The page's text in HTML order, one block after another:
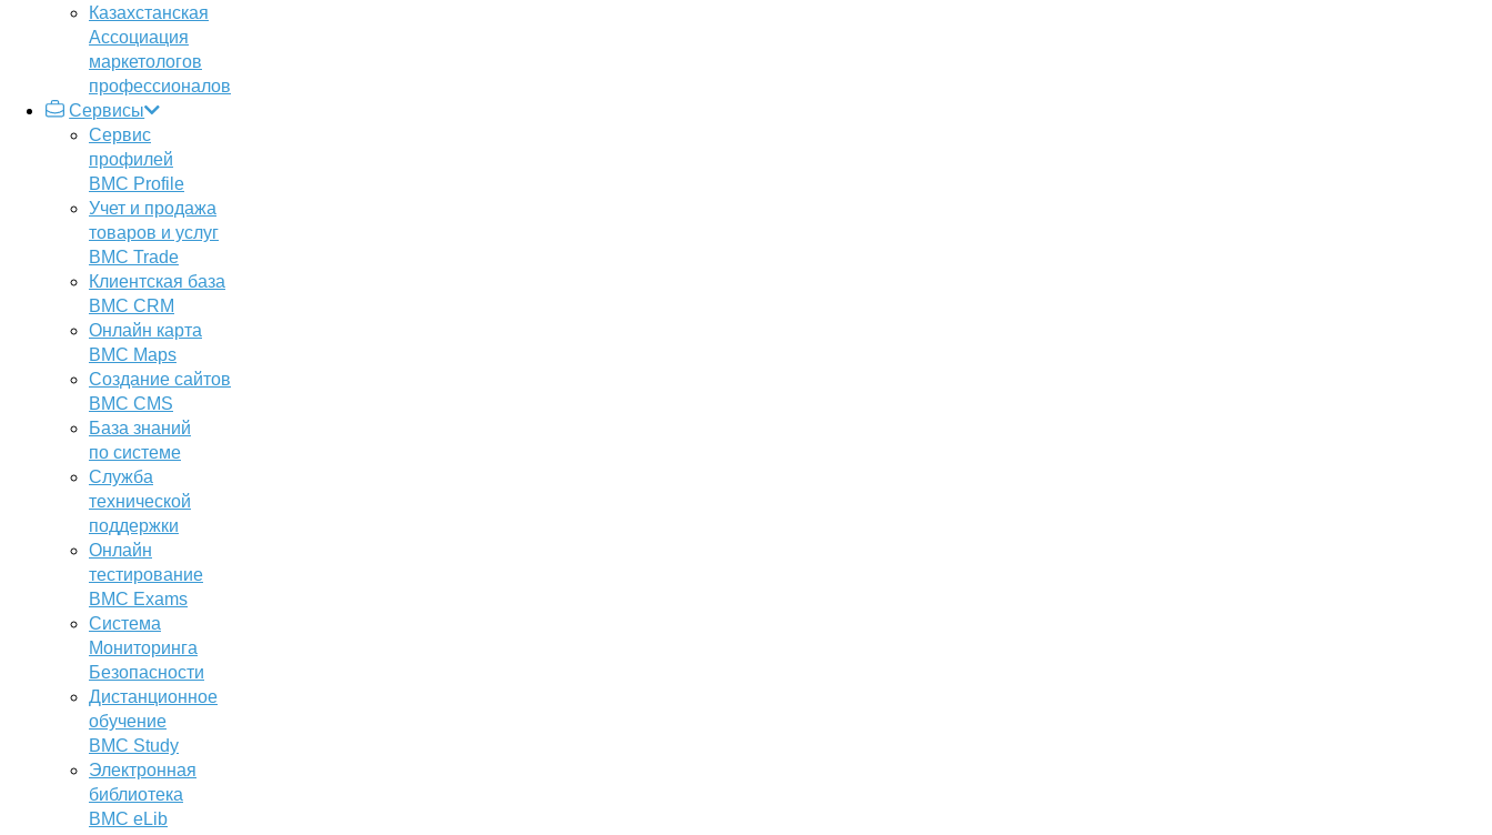
Казахстанская
Ассоциация
маркетологов
профессионалов
Сервисы
Сервис
профилей
BMC Profile
Учет и продажа
товаров и услуг
BMC Trade
Клиентская база
BMC CRM
Онлайн карта
BMC Maps
Создание сайтов
BMC CMS
База знаний
по системе
Служба
технической
поддержки
Онлайн
тестирование
BMC Exams
Система
Мониторинга
Безопасности
Дистанционное
обучение
BMC Study
Электронная
библиотека
BMC eLib